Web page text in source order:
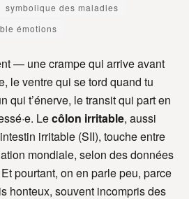
symbolique des maladies
émotions
— une crampe qui arrive avant
le ventre qui se tord quand tu
qui t’énerve, le transit qui part en
Lecôlon irritable, aussi
irritable (SII), touche entre
mondiale, selon des données
pourtant, on en parle peu, parce
honteux, souvent incompris des